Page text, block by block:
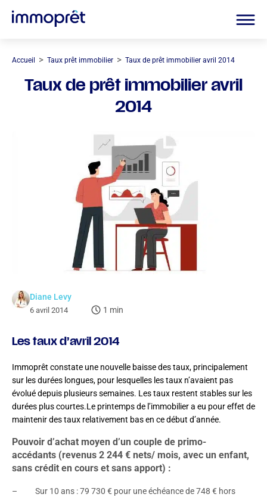
Accueil > Taux prêt immobilier > Taux de prêt immobilier avril 2014
Taux de prêt immobilier avril
2014
Diane Levy
6 avril 2014 1 min
Les taux d’avril 2014
Immoprêt constate une nouvelle baisse des taux, principalement
sur les durées longues, pour lesquelles les taux n’avaient pas
évolué depuis plusieurs semaines. Les taux restent stables sur les
durées plus courtes.Le printemps de l’immobilier a eu pour effet de
maintenir des taux relativement bas en ce début d’année.
Pouvoir d’achat moyen d’un couple de primo-
accédants (revenus 2 244 € nets/ mois, avec un enfant,
sans crédit en cours et sans apport) :
– Sur 10 ans : 79 730 € pour une échéance de 748 € hors